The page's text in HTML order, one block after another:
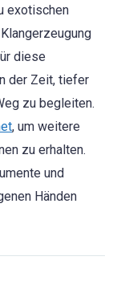
exotischen
diese
der Zeit, tiefer
zu begleiten.
, um weitere
zu erhalten.
und
Händen